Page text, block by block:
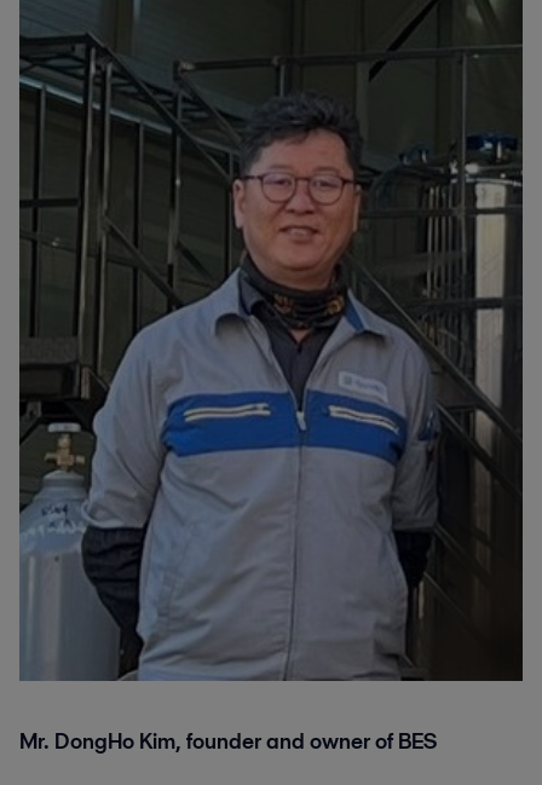
Mr. DongHo Kim, founder and owner of BES